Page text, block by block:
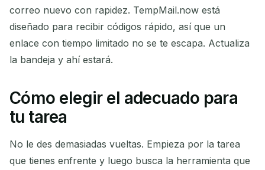
correo nuevo con rapidez. TempMail.now está
diseñado para recibir códigos rápido, así que un
enlace con tiempo limitado no se te escapa. Actualiza
la bandeja y ahí estará.
Cómo elegir el adecuado para
tu tarea
No le des demasiadas vueltas. Empieza por la tarea
que tienes enfrente y luego busca la herramienta que